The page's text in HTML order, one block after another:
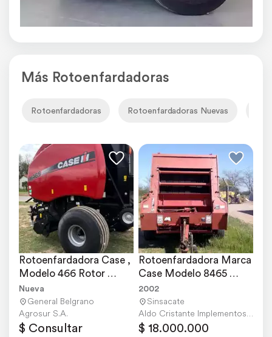
Más Rotoenfardadoras
Rotoenfardadoras Rotoenfardadoras Nuevas
Rotoenfardadora Case ,
Modelo 466 Rotor
Cutter Disponible
Nueva
General Belgrano
Agrosur S.A.
$ Consultar
Rotoenfardadora Marca
Case Modelo 8465
Autom. Rollo Ancho
2002
Sinsacate
Aldo Cristante Implementos Agricolas S.A.
$ 18.000.000